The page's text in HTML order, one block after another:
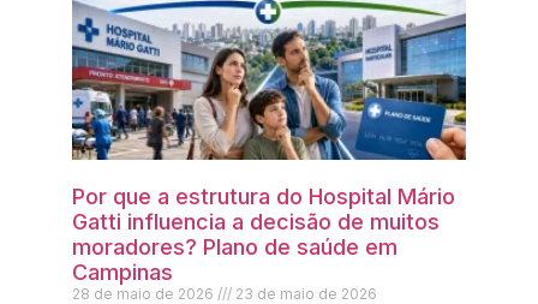
Por que a estrutura do Hospital Mário
Gatti influencia a decisão de muitos
moradores? Plano de saúde em
Campinas
28 de maio de 2026 23 de maio de 2026